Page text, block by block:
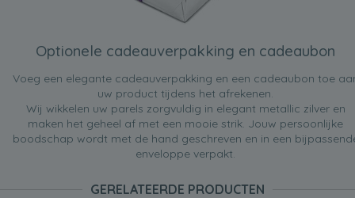
Optionele cadeauverpakking en cadeaubon
Voeg een elegante cadeauverpakking en een cadeaubon toe
uw product tijdens het afrekenen.
Wij wikkelen uw parels zorgvuldig in elegant metallic zilver en
maken het geheel af met een mooie strik. Jouw persoonlijke
boodschap wordt met de hand geschreven en in een
enveloppe verpakt.
GERELATEERDE PRODUCTEN